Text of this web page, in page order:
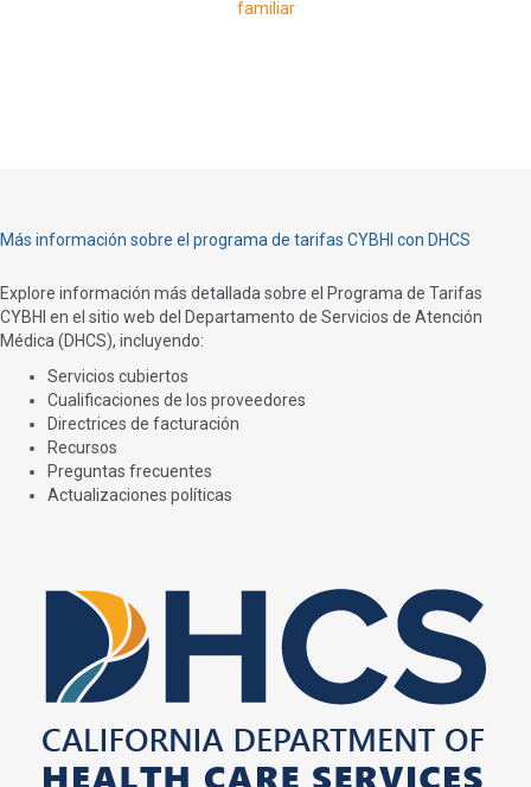
familiar
Más información sobre el programa de tarifas CYBHI con DHCS
Explore información más detallada sobre el Programa de Tarifas
CYBHI en el sitio web del Departamento de Servicios de Atención
Médica (DHCS), incluyendo:
Servicios cubiertos
Cualificaciones de los proveedores
Directrices de facturación
Recursos
Preguntas frecuentes
Actualizaciones políticas